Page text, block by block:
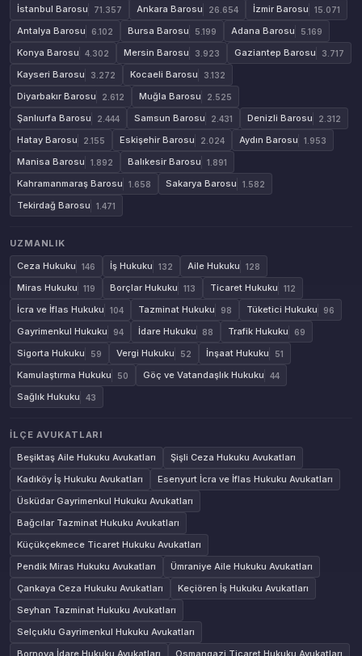
İstanbul Barosu
71.357 Ankara Barosu 26.654 İzmir Barosu 15.071
Antalya Barosu 6.102 Bursa Barosu 5.199 Adana Barosu 5.169
Konya Barosu 4.302 Mersin Barosu 3.923 Gaziantep Barosu 3.717
Kayseri Barosu 3.272 Kocaeli Barosu 3.132
Diyarbakır Barosu 2.612 Muğla Barosu 2.525
Şanlıurfa Barosu 2.444 Samsun Barosu 2.431 Denizli Barosu 2.312
Hatay Barosu 2.155 Eskişehir Barosu 2.024 Aydın Barosu 1.953
Manisa Barosu 1.892 Balıkesir Barosu 1.891
Kahramanmaraş Barosu 1.658 Sakarya Barosu 1.582
Tekirdağ Barosu 1.471
UZMANLIK
Ceza Hukuku
146 İş Hukuku 132 Aile Hukuku 128
Miras Hukuku 119 Borçlar Hukuku 113 Ticaret Hukuku 112
İcra ve İflas Hukuku 104 Tazminat Hukuku 98 Tüketici Hukuku 96
Gayrimenkul Hukuku 94 İdare Hukuku 88 Trafik Hukuku 69
Sigorta Hukuku 59 Vergi Hukuku 52 İnşaat Hukuku 51
Kamulaştırma Hukuku 50 Göç ve Vatandaşlık Hukuku 44
Sağlık Hukuku 43
İLÇE AVUKATLARI
Beşiktaş Aile Hukuku Avukatları
Şişli Ceza Hukuku Avukatları
Kadıköy İş Hukuku Avukatları
Esenyurt İcra ve İflas Hukuku Avukatları
Üsküdar Gayrimenkul Hukuku Avukatları
Bağcılar Tazminat Hukuku Avukatları
Küçükçekmece Ticaret Hukuku Avukatları
Pendik Miras Hukuku Avukatları
Ümraniye Aile Hukuku Avukatları
Çankaya Ceza Hukuku Avukatları
Keçiören İş Hukuku Avukatları
Seyhan Tazminat Hukuku Avukatları
Selçuklu Gayrimenkul Hukuku Avukatları
Bornova İdare Hukuku Avukatları
Osmangazi Ticaret Hukuku Avukatları